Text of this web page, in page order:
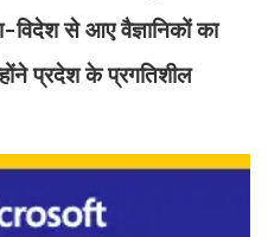
से आए वैज्ञानिकों का
प्रदेश के प्रगतिशील